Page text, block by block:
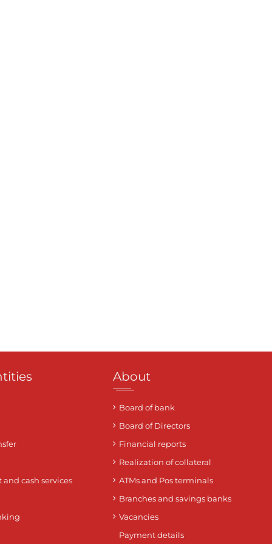
cash services
About
Board of bank
Board of Directors
Financial reports
Realization of collateral
ATMs and Pos terminals
Branches and savings banks
Vacancies
Payment details